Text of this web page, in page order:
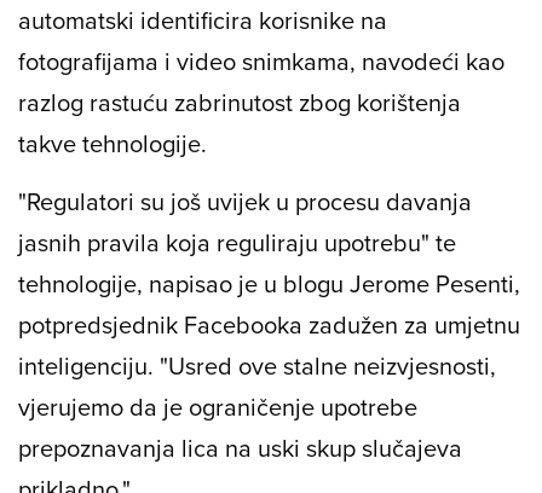
automatski identificira korisnike na
fotografijama i video snimkama, navodeći kao
razlog rastuću zabrinutost zbog korištenja
takve tehnologije.
"Regulatori su još uvijek u procesu davanja
jasnih pravila koja reguliraju upotrebu" te
tehnologije, napisao je u blogu Jerome Pesenti,
potpredsjednik Facebooka zadužen za umjetnu
inteligenciju. "Usred ove stalne neizvjesnosti,
vjerujemo da je ograničenje upotrebe
prepoznavanja lica na uski skup slučajeva